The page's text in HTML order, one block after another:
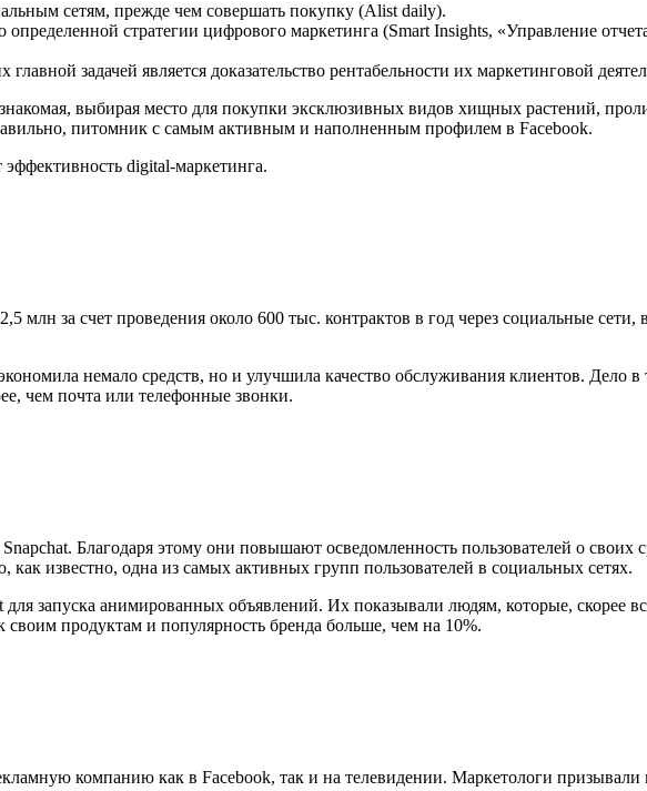
сетям, прежде чем совершать покупку (Alist daily).
определенной стратегии цифрового маркетинга (Smart Insights, «Управление
главной задачей является доказательство рентабельности их маркетинговой
выбирая место для покупки эксклюзивных видов хищных растений,
питомник с самым активным и наполненным профилем в Facebook.
digital-маркетинга.
млн за счет проведения около 600 тыс. контрактов в год через социальные
немало средств, но и улучшила качество обслуживания клиентов.
чем почта или телефонные звонки.
Благодаря этому они повышают осведомленность пользователей о
как известно, одна из самых активных групп пользователей в социальных сетях.
для запуска анимированных объявлений. Их показывали людям, которые, скорее
своим продуктам и популярность бренда больше, чем на 10%.
компанию как в Facebook, так и на телевидении. Маркетологи призывали